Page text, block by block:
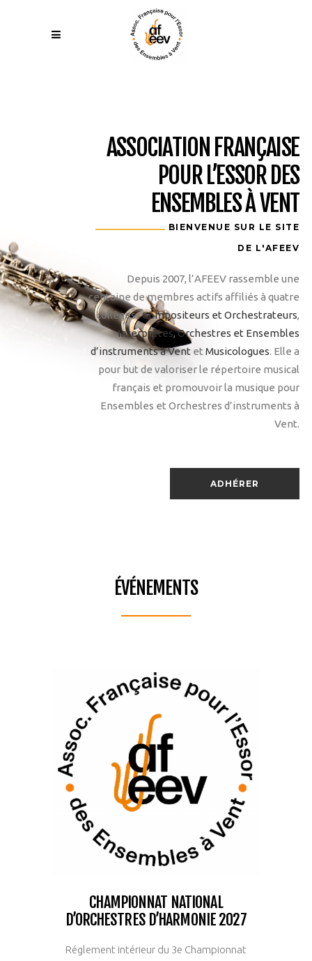
ASSOCIATION FRANÇAISE
POUR L’ESSOR DES
ENSEMBLES À VENT
BIENVENUE SUR LE SITE
DE L'AFEEV
Depuis 2007, l’AFEEV rassemble une
centaine de membres actifs affiliés à quatre
collèges :Compositeurs et Orchestrateurs,
Interprètes,Orchestres et Ensembles
d’instruments à Vent etMusicologues. Elle a
pour but de valoriser le répertoire musical
français et promouvoir la musique pour
Ensembles et Orchestres d’instruments à
Vent.
ADHÉRER
ÉVÉNEMENTS
CHAMPIONNAT NATIONAL
D’ORCHESTRES D’HARMONIE 2027
Réglement intérieur du 3e Championnat